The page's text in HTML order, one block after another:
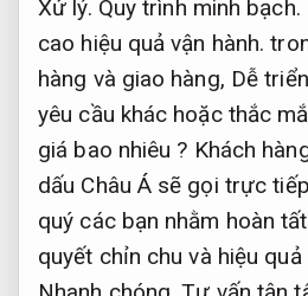
Xử lý. Quy trình minh bạch.
cao hiệu quả vận hành.
hàng và giao hàng, Dễ
yêu cầu khác hoặc thắc
giá bao nhiêu ? Khách
dấu Châu Á sẽ gọi trực
quý các bạn nhằm hoàn
quyết chỉn chu và hiệu quả